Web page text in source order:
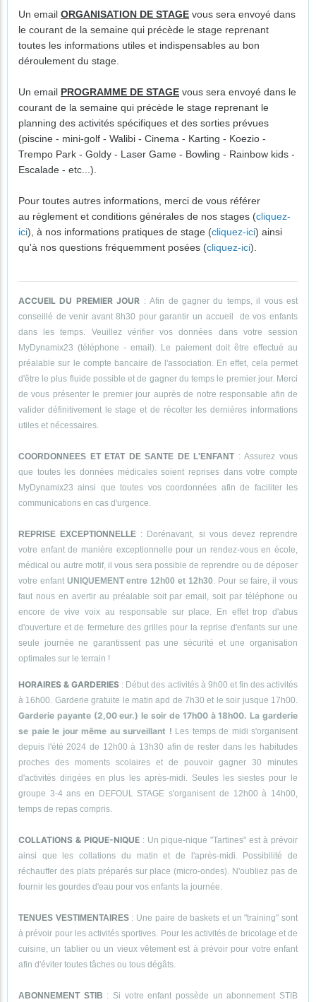
Un email ORGANISATION DE STAGE vous sera envoyé dans
le courant de la semaine qui précède le stage reprenant
toutes les informations utiles et indispensables au bon
déroulement du stage.
Un email PROGRAMME DE STAGE vous sera envoyé dans le
courant de la semaine qui précède le stage reprenant le
planning des activités spécifiques et des sorties prévues
(piscine - mini-golf - Walibi - Cinema - Karting - Koezio -
Trempo Park - Goldy - Laser Game - Bowling - Rainbow kids -
Escalade - etc...).
Pour toutes autres informations, merci de vous référer
au règlement et conditions générales de nos stages (cliquez-
ici), à nos informations pratiques de stage (cliquez-ici) ainsi
qu'à nos questions fréquemment posées (cliquez-ici).
ACCUEIL DU PREMIER JOUR : Afin de gagner du temps, il vous est
conseillé de venir avant 8h30 pour garantir un accueil de vos enfants
dans les temps. Veuillez vérifier vos données dans votre session
MyDynamix23 (téléphone - email). Le paiement doit être effectué au
préalable sur le compte bancaire de l'association. En effet, cela permet
d'être le plus fluide possible et de gagner du temps le premier jour. Merci
de vous présenter le premier jour auprès de notre responsable afin de
valider définitivement le stage et de récolter les dernières informations
utiles et nécessaires.
COORDONNEES ET ETAT DE SANTE DE L'ENFANT: Assurez vous
que toutes les données médicales soient reprises dans votre compte
MyDynamix23 ainsi que toutes vos coordonnées afin de faciliter les
communications en cas d'urgence.
REPRISE EXCEPTIONNELLE : Dorénavant, si vous devez reprendre
votre enfant de manière exceptionnelle pour un rendez-vous en école,
médical ou autre motif, il vous sera possible de reprendre ou de déposer
votre enfant UNIQUEMENT entre 12h00 et 12h30. Pour se faire, il vous
faut nous en avertir au préalable soit par email, soit par téléphone ou
encore de vive voix au responsable sur place. En effet trop d'abus
d'ouverture et de fermeture des grilles pour la reprise d'enfants sur une
seule journée ne garantissent pas une sécurité et une organisation
optimales sur le terrain !
HORAIRES & GARDERIES : Début des activités à 9h00 et fin des activités
à 16h00. Garderie gratuite le matin apd de 7h30 et le soir jusque 17h00.
Garderie payante (2,00 eur.) le soir de 17h00 à 18h00. La garderie
se paie le jour même au surveillant ! Les temps de midi s'organisent
depuis l'été 2024 de 12h00 à 13h30 afin de rester dans les habitudes
proches des moments scolaires et de pouvoir gagner 30 minutes
d'activités dirigées en plus les après-midi. Seules les siestes pour le
groupe 3-4 ans en DEFOUL STAGE s'organisent de 12h00 à 14h00,
temps de repas compris.
COLLATIONS & PIQUE-NIQUE: Un pique-nique "Tartines" est à prévoir
ainsi que les collations du matin et de l'après-midi. Possibilité de
réchauffer des plats préparés sur place (micro-ondes). N'oubliez pas de
fournir les gourdes d'eau pour vos enfants la journée.
TENUES VESTIMENTAIRES: Une paire de baskets et un "training" sont
à prévoir pour les activités sportives. Pour les activités de bricolage et de
cuisine, un tablier ou un vieux vêtement est à prévoir pour votre enfant
afin d'éviter toutes tâches ou tous dégâts.
ABONNEMENT STIB : Si votre enfant possède un abonnement STIB